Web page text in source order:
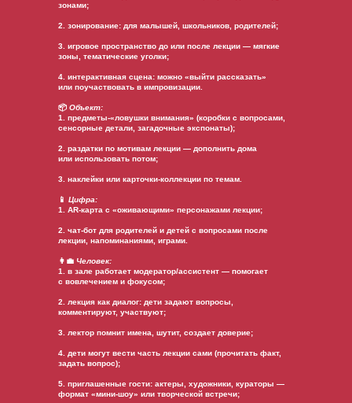
зонами;
2. зонирование: для малышей, школьников, родителей;
3. игровое пространство до или после лекции — мягкие
зоны, тематические уголки;
4. интерактивная сцена: можно «выйти рассказать»
или поучаствовать в импровизации.
📦 Объект:
1. предметы-«ловушки внимания» (коробки с вопросами,
сенсорные детали, загадочные экспонаты);
2. раздатки по мотивам лекции — дополнить дома
или использовать потом;
3. наклейки или карточки-коллекции по темам.
📱 Цифра:
1. AR-карта с «оживающими» персонажами лекции;
2. чат-бот для родителей и детей с вопросами после
лекции, напоминаниями, играми.
👩‍💼 Человек:
1. в зале работает модератор/ассистент — помогает
с вовлечением и фокусом;
2. лекция как диалог: дети задают вопросы,
комментируют, участвуют;
3. лектор помнит имена, шутит, создает доверие;
4. дети могут вести часть лекции сами (прочитать факт,
задать вопрос);
5. приглашенные гости: актеры, художники, кураторы —
формат «мини-шоу» или творческой встречи;